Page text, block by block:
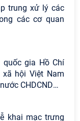
trung xử lý các
các cơ quan
gia Hồ Chí
hội Việt Nam
CHDCND…
khai mạc trưng